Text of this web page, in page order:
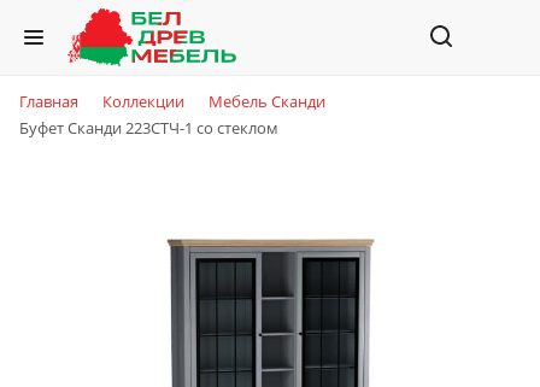
Главная Коллекции
Мебель Сканди
Буфет Сканди 223СТЧ-1 со стеклом